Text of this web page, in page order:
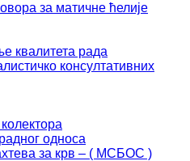
за матичне ћелије
квалитета рада
консултативних
односа
за крв – ( МСБОС )